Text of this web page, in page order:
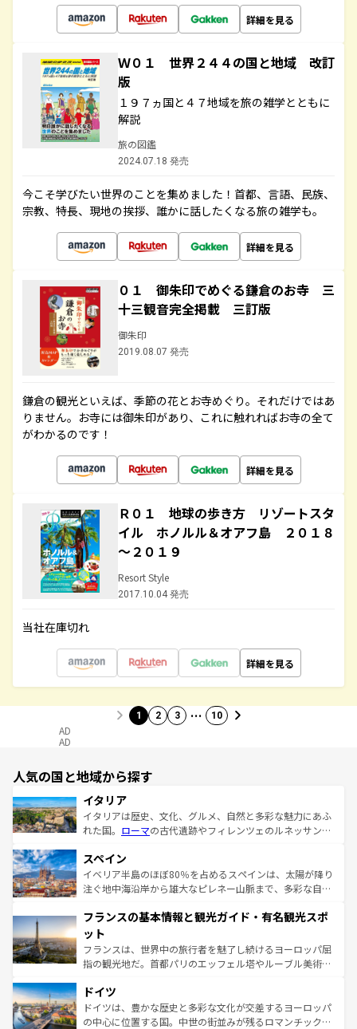
詳細を見る
Ｗ０１ 世界２４４の国と地域 改訂
版
１９７ヵ国と４７地域を旅の雑学とともに
解説
旅の図鑑
2024.07.18 発売
今こそ学びたい世界のことを集めました！首都、言語、民族、
宗教、特長、現地の挨拶、誰かに話したくなる旅の雑学も。
詳細を見る
０１ 御朱印でめぐる鎌倉のお寺 三
十三観音完全掲載 三訂版
御朱印
2019.08.07 発売
鎌倉の観光といえば、季節の花とお寺めぐり。それだけではあ
りません。お寺には御朱印があり、これに触れればお寺の全て
がわかるのです！
詳細を見る
Ｒ０１ 地球の歩き方 リゾートスタ
イル ホノルル＆オアフ島 ２０１８
～２０１９
Resort Style
2017.10.04 発売
当社在庫切れ
詳細を見る
1 2 3 … 10
AD
AD
人気の国と地域から探す
イタリア
イタリアは歴史、文化、グルメ、自然と多彩な魅力にあふ
れた国。 ローマの古代遺跡やフィレンツェのルネッサンス
ろん、トスカーナの美しい田園風景やアマルフィ海岸の絶
景など、自然景観も見逃せない。観光の合間には、本場の
ピザやパスタなど、絶品のイタリア料理を堪能することも
ませてくれるイタリアで、忘れられない旅をしてみよう！
なお、新着のイタリア情報は
しい。
スペイン
イベリア半島のほぼ80％を占めるスペインは、太陽が降り
注ぐ地中海沿岸から雄大なピレネー山脈まで、多彩な自然
文化が根付くこの国では、情熱的なフラメンコ、熱気あふ
れる闘牛、そして美味しいタパスが生活の一部となってい
る。首都マドリードの洗練された雰囲気や、バルセロナの
アートに溢れた街角から、地方では古代ローマ遺跡や中世
せる。地方によって風土や気候が異なるスペインはその個
性で訪れる人を魅了する。 なお、新着のスペイン情報は コ
ンテンツ一覧を参照してほしい。
フランスの基本情報と観光ガイド・有名観光スポ
ット
フランスは、世界中の旅行者を魅了し続けるヨーロッパ屈
指の観光地だ。首都パリのエッフェル塔やルーブル美術館
で、幅広い魅力が詰まっている。華麗な宮殿、歴史的な大
聖堂、美しいビーチ、そして豊かな自然が、訪れる者を心
から魅了する。また、フランスは美食の国としても知ら
ドイツ
ドイツは、豊かな歴史と多彩な文化が交差するヨーロッパ
の中心に位置する国。中世の街並みが残るロマンチック街